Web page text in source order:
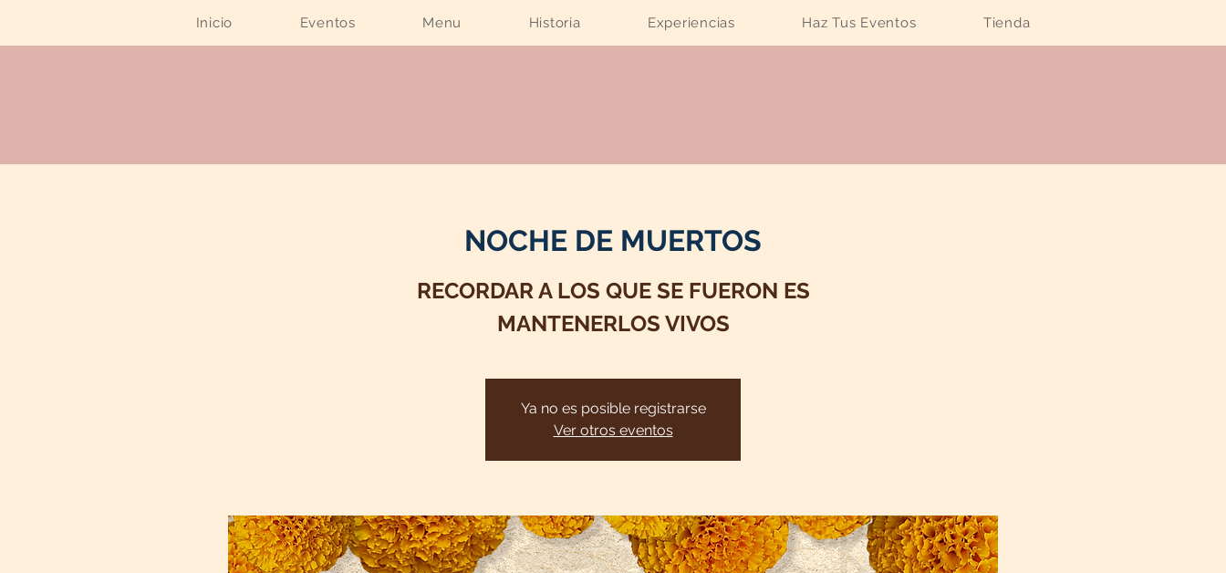
Inicio Eventos Menu Historia Experiencias Haz Tus Eventos Tienda
NOCHE DE MUERTOS
RECORDAR A LOS QUE SE FUERON ES
MANTENERLOS VIVOS
Ya no es posible registrarse
Ver otros eventos